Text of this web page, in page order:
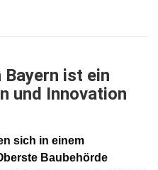
ist ein
und Innovation
sich in einem
Baubehörde